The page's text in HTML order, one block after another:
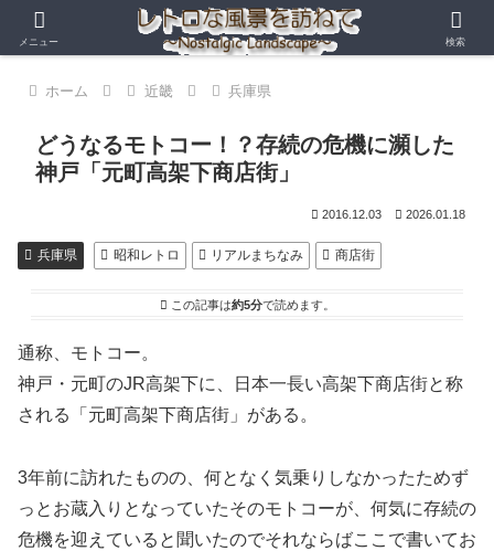
ホーム 近畿 兵庫県
どうなるモトコー！？存続の危機に瀕した
神戸「元町高架下商店街」
2016.12.03 2026.01.18
兵庫県 昭和レトロ リアルまちなみ 商店街
この記事は約5分で読めます。
通称、モトコー。
神戸・元町のJR高架下に、日本一長い高架下商店街と称
される「元町高架下商店街」がある。
3年前に訪れたものの、何となく気乗りしなかったためず
っとお蔵入りとなっていたそのモトコーが、何気に存続の
危機を迎えていると聞いたのでそれならばここで書いてお
メニュー 検索